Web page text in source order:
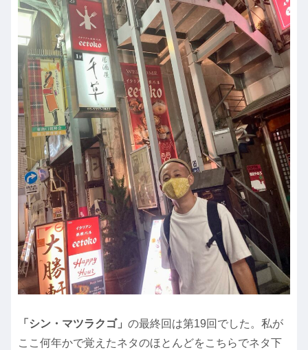
「シン・マツラクゴ」 の最終回は第19回でした。私が
ここ何年かで覚えたネタのほとんどをこちらでネタ下